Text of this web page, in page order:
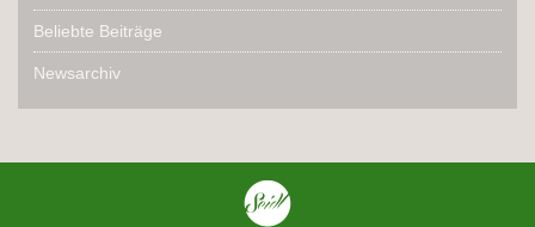
Beliebte Beiträge
Newsarchiv